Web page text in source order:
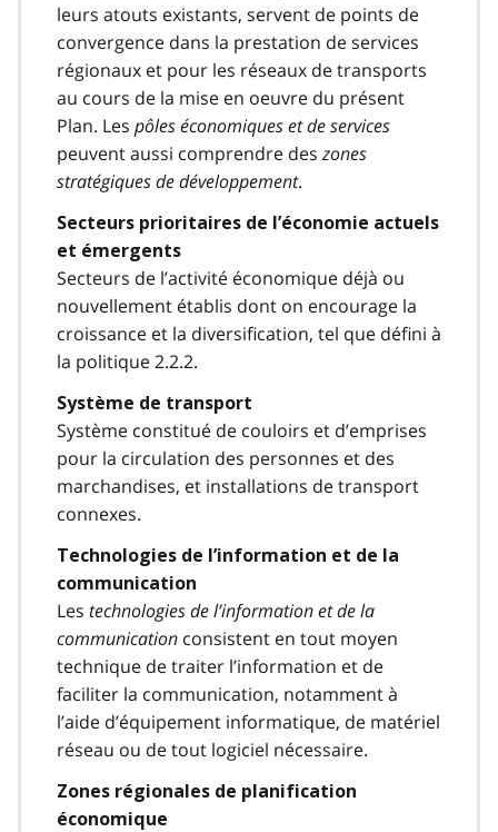
leurs atouts existants, servent de points de
convergence dans la prestation de services
régionaux et pour les réseaux de transports
au cours de la mise en oeuvre du présent
Plan. Les pôles économiques et de services
peuvent aussi comprendre deszones
stratégiques de développement.
Secteurs prioritaires de l’économie actuels
et émergents
Secteurs de l’activité économique déjà ou
nouvellement établis dont on encourage la
croissance et la diversification, tel que défini à
la politique 2.2.2.
Système de transport
Système constitué de couloirs et d’emprises
pour la circulation des personnes et des
marchandises, et installations de transport
connexes.
Technologies de l’information et de la
communication
Les technologies de l’information et de la
communication consistent en tout moyen
technique de traiter l’information et de
faciliter la communication, notamment à
l’aide d’équipement informatique, de matériel
réseau ou de tout logiciel nécessaire.
Zones régionales de planification
économique